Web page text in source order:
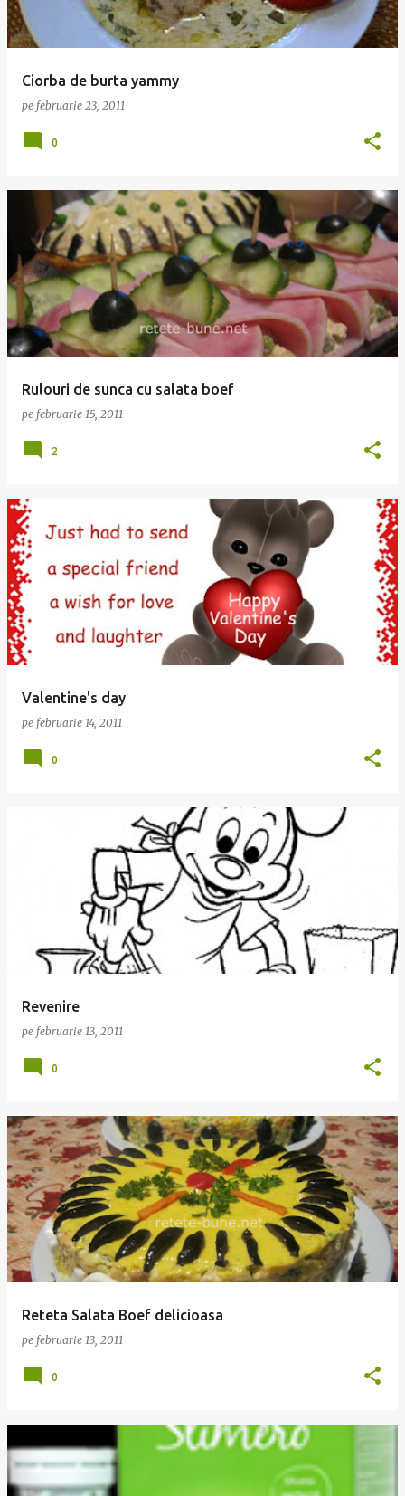
Ciorba de burta yammy
pe februarie 23, 2011
0
Rulouri de sunca cu salata boef
pe februarie 15, 2011
2
Valentine's day
pe februarie 14, 2011
0
Revenire
pe februarie 13, 2011
0
Reteta Salata Boef delicioasa
pe februarie 13, 2011
0